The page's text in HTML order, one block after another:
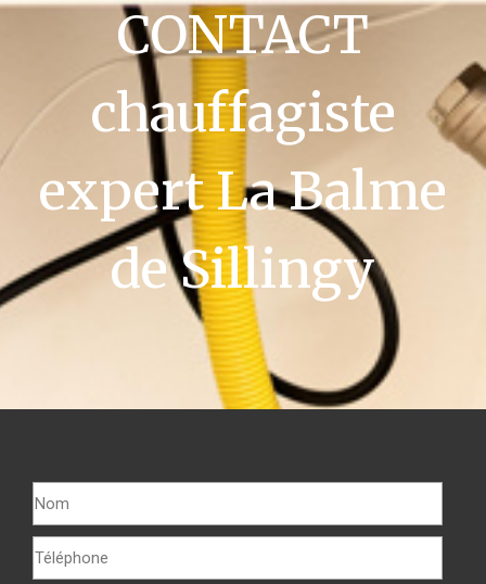
CONTACT
chauffagiste
expert La Balme
de Sillingy